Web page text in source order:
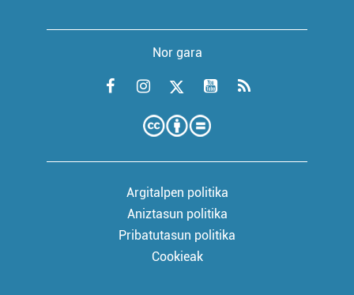
Nor gara
Argitalpen politika
Aniztasun politika
Pribatutasun politika
Cookieak